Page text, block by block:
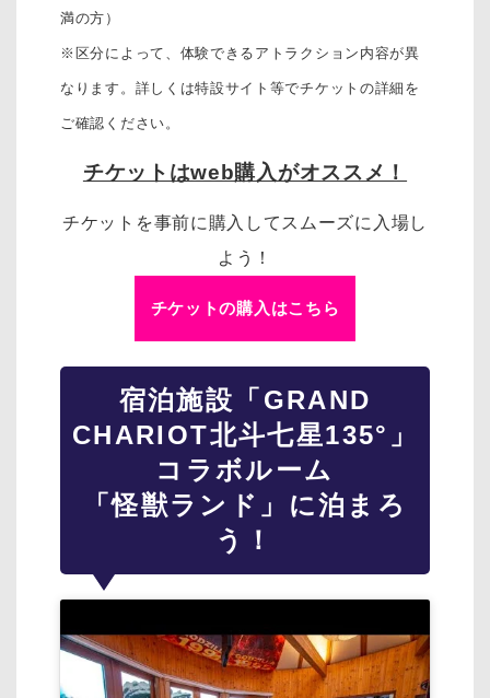
満の方）
※区分によって、体験できるアトラクション内容が異
なります。詳しくは特設サイト等でチケットの詳細を
ご確認ください。
チケットはweb購入がオススメ！
チケットを事前に購入してスムーズに入場し
よう！
チケットの購入はこちら
宿泊施設「GRAND
CHARIOT北斗七星135°」
コラボルーム
「怪獣ランド」に泊まろ
う！